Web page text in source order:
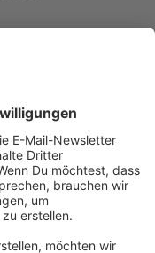
eine technische
Ampeln stehen auf
Allerdings